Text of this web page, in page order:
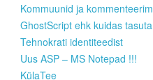
Kommuunid ja
GhostScript ehk kuidas
Tehnokrati identiteedist
Uus ASP – MS Notepad !!!
KülaTee